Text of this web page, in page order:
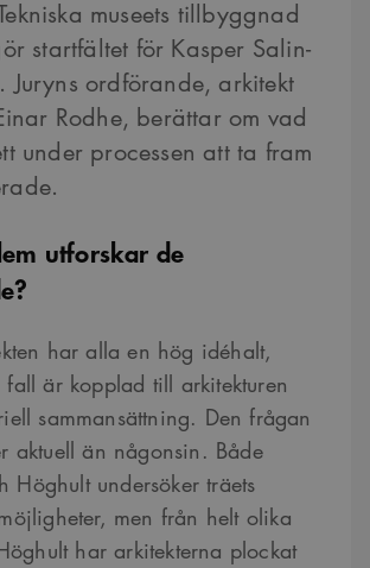
museets tillbyggnad
startfältet för Kasper Salin-
Juryns ordförande, arkitekt
Rodhe, berättar om vad
under processen att ta fram
utforskar de
har alla en hög idéhalt,
är kopplad till arkitekturen
sammansättning. Den frågan
aktuell än någonsin. Både
Höghult undersöker träets
men från helt olika
har arkitekterna plockat